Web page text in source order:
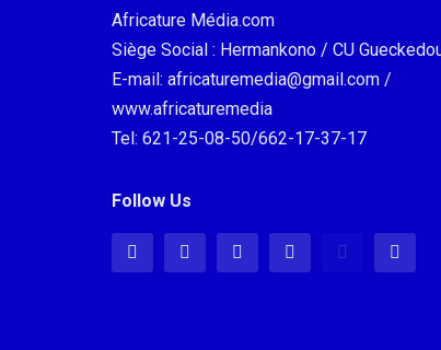
Africature Média.com
Siège Social : Hermankono / CU
E-mail: africaturemedia@gmail.com /
www.africaturemedia
Tel: 621-25-08-50/662-17-37-17
Follow Us